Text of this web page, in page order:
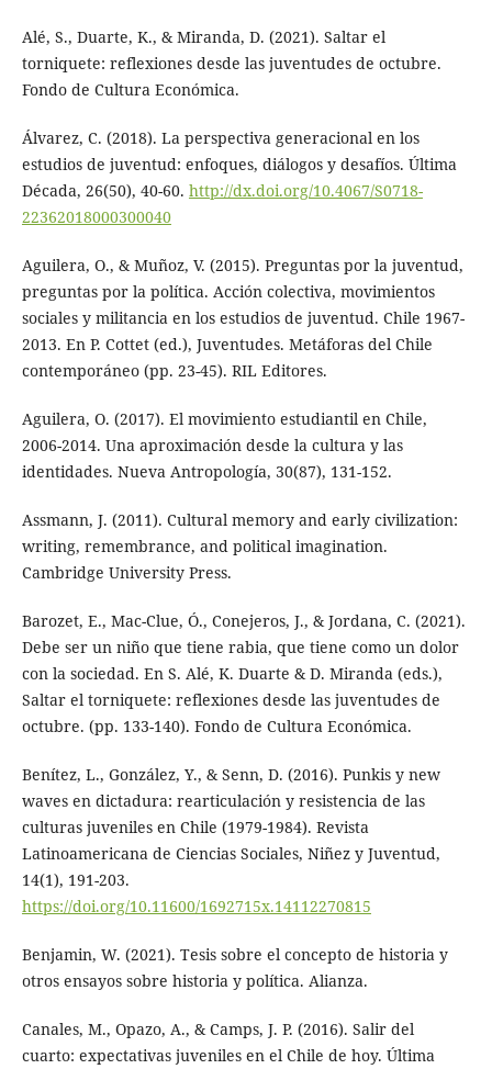
Alé, S., Duarte, K., & Miranda, D. (2021). Saltar el
torniquete: reflexiones desde las juventudes de octubre.
Fondo de Cultura Económica.
Álvarez, C. (2018). La perspectiva generacional en los
estudios de juventud: enfoques, diálogos y desafíos. Última
Década, 26(50), 40-60. http://dx.doi.org/10.4067/S0718-
22362018000300040
Aguilera, O., & Muñoz, V. (2015). Preguntas por la juventud,
preguntas por la política. Acción colectiva, movimientos
sociales y militancia en los estudios de juventud. Chile 1967-
2013. En P. Cottet (ed.), Juventudes. Metáforas del Chile
contemporáneo (pp. 23-45). RIL Editores.
Aguilera, O. (2017). El movimiento estudiantil en Chile,
2006-2014. Una aproximación desde la cultura y las
identidades. Nueva Antropología, 30(87), 131-152.
Assmann, J. (2011). Cultural memory and early civilization:
writing, remembrance, and political imagination.
Cambridge University Press.
Barozet, E., Mac-Clue, Ó., Conejeros, J., & Jordana, C. (2021).
Debe ser un niño que tiene rabia, que tiene como un dolor
con la sociedad. En S. Alé, K. Duarte & D. Miranda (eds.),
Saltar el torniquete: reflexiones desde las juventudes de
octubre. (pp. 133-140). Fondo de Cultura Económica.
Benítez, L., González, Y., & Senn, D. (2016). Punkis y new
waves en dictadura: rearticulación y resistencia de las
culturas juveniles en Chile (1979-1984). Revista
Latinoamericana de Ciencias Sociales, Niñez y Juventud,
14(1), 191-203.
https://doi.org/10.11600/1692715x.14112270815
Benjamin, W. (2021). Tesis sobre el concepto de historia y
otros ensayos sobre historia y política. Alianza.
Canales, M., Opazo, A., & Camps, J. P. (2016). Salir del
cuarto: expectativas juveniles en el Chile de hoy. Última